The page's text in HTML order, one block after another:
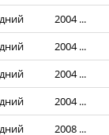
2004 ...
2004 ...
2004 ...
2004 ...
2008 ...